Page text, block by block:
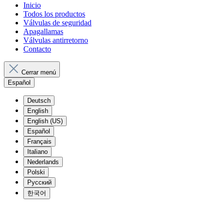
Inicio
Todos los productos
Válvulas de seguridad
Apagallamas
Válvulas antirretorno
Contacto
Cerrar menú
Español
Deutsch
English
English (US)
Español
Français
Italiano
Nederlands
Polski
Русский
한국어